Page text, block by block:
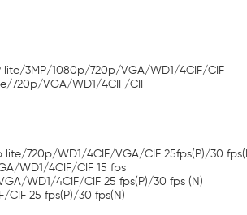
3MP/1080p/720p/VGA/WD1/4CIF/CIF
720p/VGA/WD1/4CIF/CIF
lite/720p/WD1/4CIF/VGA/CIF 25fps(P)/30
WD1/4CIF/CIF 15 fps
WD1/4CIF/CIF 25 fps(P)/30 fps (N)
CIF 25 fps(P)/30 fps(N)